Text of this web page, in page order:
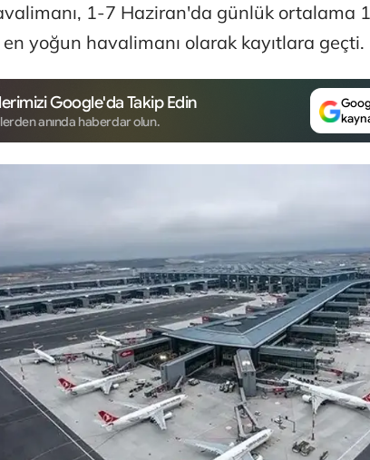
1-7 Haziran'da günlük ortalama
yoğun havalimanı olarak kayıtlara geçti.
Google'da Takip Edin
anında haberdar olun.